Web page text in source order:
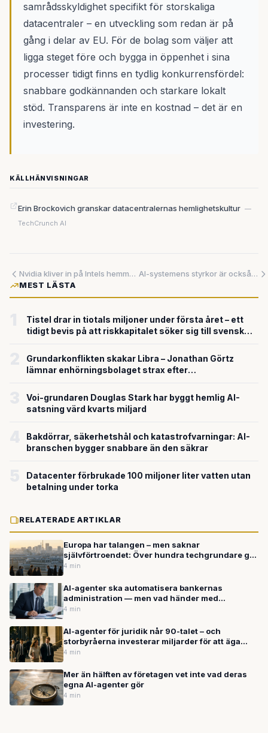
samrådsskyldighet specifikt för storskaliga
datacentraler – en utveckling som redan är på
gång i delar av EU. För de bolag som väljer att
ligga steget före och bygga in öppenhet i sina
processer tidigt finns en tydlig konkurrensfördel:
snabbare godkännanden och starkare lokalt
stöd. Transparens är inte en kostnad – det är en
investering.
KÄLLHÄNVISNINGAR
Erin Brockovich granskar datacentralernas hemlighetskultur —
TechCrunch AI
Nvidia kliver in på Intels hemmaplan – nytt chip ska driva nästa generations vardagsdatorer
AI-systemens styrkor är också deras svagaste punkter — nu kartläggs hoten
MEST LÄSTA
Tistel drar in tiotals miljoner under första året – ett
tidigt bevis på att riskkapitalet söker sig till svensk
Grundarkonflikten skakar Libra – Jonathan Görtz
lämnar enhörningsbolaget strax efter
Voi-grundaren Douglas Stark har byggt hemlig AI-
satsning värd kvarts miljard
Bakdörrar, säkerhetshål och katastrofvarningar: AI-
branschen bygger snabbare än den säkrar
Datacenter förbrukade 100 miljoner liter vatten utan
betalning under torka
RELATERADE ARTIKLAR
Europa har talangen – men saknar
självförtroendet: Över hundra techgrundare går
samman för att stoppa utvandringen
4 min
AI-agenter ska automatisera bankernas
administration — men vad händer med
personalen?
4 min
AI-agenter för juridik når 90-talet – och
storbyråerna investerar miljarder för att äga
omvandlingen
4 min
Mer än hälften av företagen vet inte vad deras
egna AI-agenter gör
4 min